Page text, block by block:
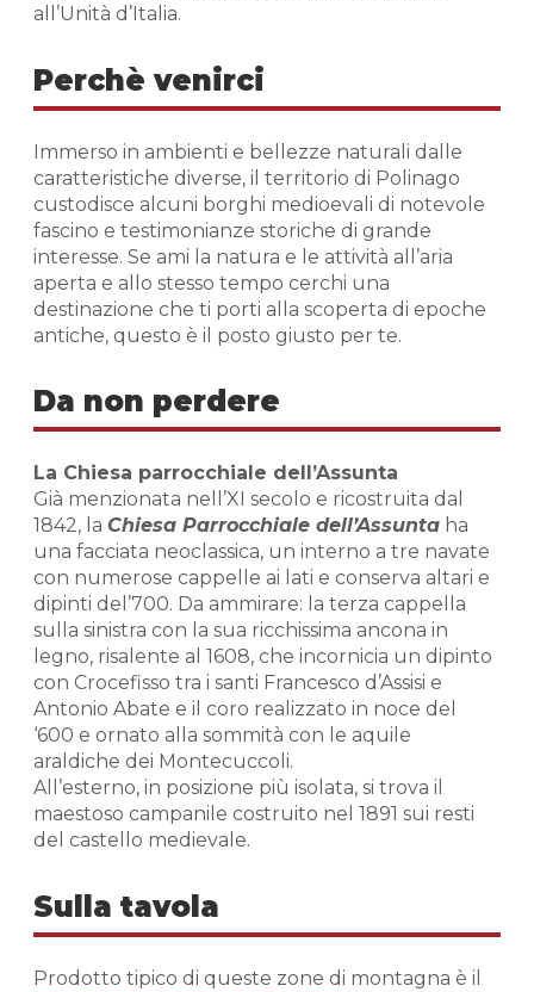
all’Unità d’Italia.
Perchè venirci
Immerso in ambienti e bellezze naturali dalle
caratteristiche diverse, il territorio di Polinago
custodisce alcuni borghi medioevali di notevole
fascino e testimonianze storiche di grande
interesse. Se ami la natura e le attività all’aria
aperta e allo stesso tempo cerchi una
destinazione che ti porti alla scoperta di epoche
antiche, questo è il posto giusto per te.
Da non perdere
La Chiesa parrocchiale dell’Assunta
Già menzionata nell’XI secolo e ricostruita dal
1842, la Chiesa Parrocchiale dell’Assunta ha
una facciata neoclassica, un interno a tre navate
con numerose cappelle ai lati e conserva altari e
dipinti del’700. Da ammirare: la terza cappella
sulla sinistra con la sua ricchissima ancona in
legno, risalente al 1608, che incornicia un dipinto
con Crocefisso tra i santi Francesco d’Assisi e
Antonio Abate e il coro realizzato in noce del
‘600 e ornato alla sommità con le aquile
araldiche dei Montecuccoli.
All’esterno, in posizione più isolata, si trova il
maestoso campanile costruito nel 1891 sui resti
del castello medievale.
Sulla tavola
Prodotto tipico di queste zone di montagna è il